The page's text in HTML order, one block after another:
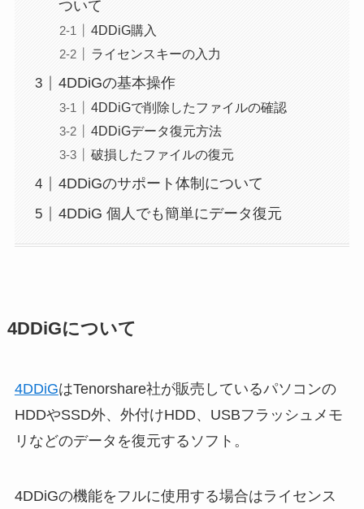
ついて
4DDiG購入
ライセンスキーの入力
4DDiGの基本操作
4DDiGで削除したファイルの確認
4DDiGデータ復元方法
破損したファイルの復元
4DDiGのサポート体制について
4DDiG 個人でも簡単にデータ復元
4DDiGについて
4DDiGはTenorshare社が販売しているパソコンの
HDDやSSD外、外付けHDD、USBフラッシュメモ
リなどのデータを復元するソフト。
4DDiGの機能をフルに使用する場合はライセンス